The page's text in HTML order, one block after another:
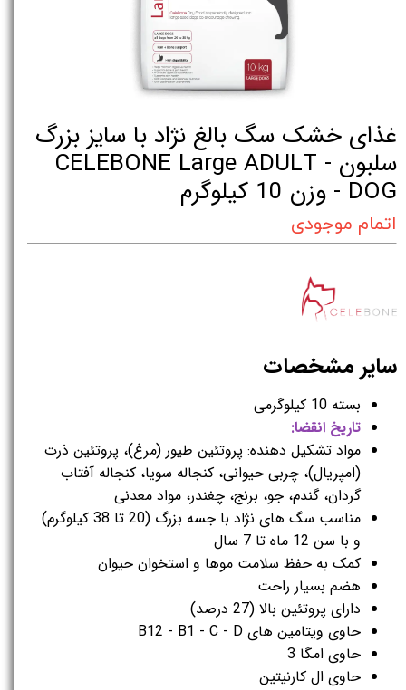
غذای خشک سگ بالغ نژاد با سایز بزرگ
سلبون - CELEBONE Large ADULT
DOG - وزن 10 کیلوگرم
اتمام موجودی
سایر مشخصات
بسته 10 کیلوگرمی
تاریخ انقضا:
مواد تشکیل دهنده: پروتئین طیور (مرغ)، پروتئین ذرت
(امپریال)، چربی حیوانی، کنجاله سویا، کنجاله آفتاب
گردان، گندم، جو، برنج، چغندر، مواد معدنی
مناسب سگ های نژاد با جسه بزرگ (20 تا 38 کیلوگرم)
و با سن 12 ماه تا 7 سال
کمک به حفظ سلامت موها و استخوان حیوان
هضم بسیار راحت
دارای پروتئین بالا (27 درصد)
حاوی ویتامین های B12 - B1 - C - D
حاوی امگا 3
حاوی ال کارنیتین